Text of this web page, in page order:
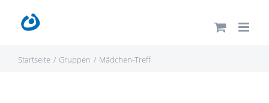
Inhalt
springen
Startseite Gruppen Mädchen-Treff